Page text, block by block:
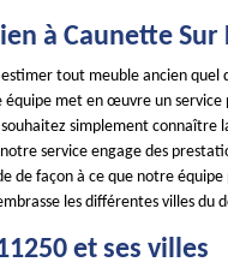
à Caunette Sur
tout meuble ancien quel
équipe met en œuvre un service
simplement connaître
service engage des
de façon à ce que notre équipe
les différentes villes du
et ses villes